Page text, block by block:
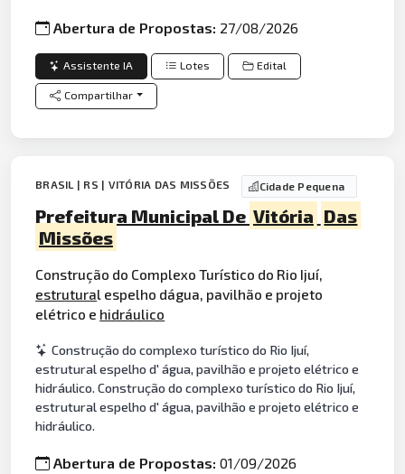
Abertura de Propostas: 27/08/2026
Assistente IA Lotes Edital
Compartilhar
BRASIL | RS | VITÓRIA DAS MISSÕES Cidade Pequena
Prefeitura Municipal De Vitória Das
Missões
Construção do Complexo Turístico do Rio Ijuí,
estrutural espelho dágua, pavilhão e projeto
elétrico e hidráulico
Construção do complexo turístico do Rio Ijuí,
estrutural espelho d' água, pavilhão e projeto elétrico e
hidráulico. Construção do complexo turístico do Rio Ijuí,
estrutural espelho d' água, pavilhão e projeto elétrico e
hidráulico.
Abertura de Propostas:01/09/2026